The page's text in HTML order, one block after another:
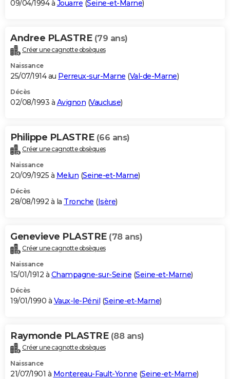
09/04/1994 à Jouarre (Seine-et-Marne)
Andree PLASTRE (79 ans)
Créer une cagnotte obsèques
Naissance
25/07/1914 au Perreux-sur-Marne (Val-de-Marne)
Décès
02/08/1993 à Avignon (Vaucluse)
Philippe PLASTRE (66 ans)
Créer une cagnotte obsèques
Naissance
20/09/1925 à Melun (Seine-et-Marne)
Décès
28/08/1992 à la Tronche (Isère)
Genevieve PLASTRE (78 ans)
Créer une cagnotte obsèques
Naissance
15/01/1912 à Champagne-sur-Seine (Seine-et-Marne)
Décès
19/01/1990 à Vaux-le-Pénil (Seine-et-Marne)
Raymonde PLASTRE (88 ans)
Créer une cagnotte obsèques
Naissance
21/07/1901 à Montereau-Fault-Yonne (Seine-et-Marne)